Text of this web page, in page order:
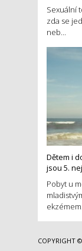
Sexuální
zda se
neb...
Dětem i
jsou 5.
Pobyt u
COPYRIGHT